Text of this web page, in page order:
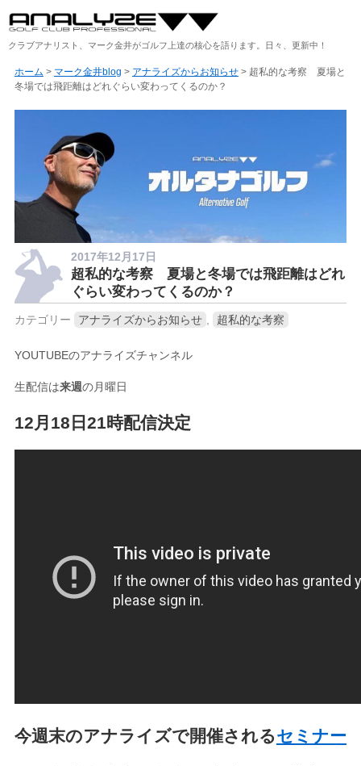
クラブアナリスト、マーク金井がゴルフ上達の核心を語ります。日々、更新中！
ホーム > マーク金井blog > アナライズからお知らせ> 超私的な考察 夏場と
冬場では飛距離はどれぐらい変わってくるのか？
2017年12月17日
超私的な考察 夏場と冬場では飛距離はどれ
ぐらい変わってくるのか？
カテゴリー アナライズからお知らせ 超私的な考察
YOUTUBEのアナライズチャンネル
生配信は来週の月曜日
12月18日21時配信決定
今週末のアナライズで開催されるセミナー